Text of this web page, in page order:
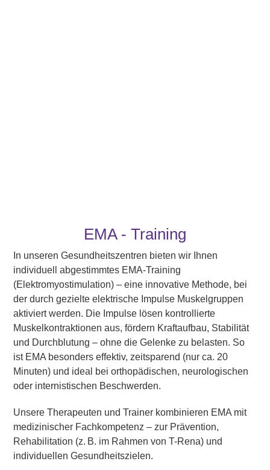
EMA - Training
In unseren Gesundheitszentren bieten wir Ihnen
individuell abgestimmtes EMA-Training
(Elektromyostimulation) – eine innovative Methode, bei
der durch gezielte elektrische Impulse Muskelgruppen
aktiviert werden. Die Impulse lösen kontrollierte
Muskelkontraktionen aus, fördern Kraftaufbau, Stabilität
und Durchblutung – ohne die Gelenke zu belasten. So
ist EMA besonders effektiv, zeitsparend (nur ca. 20
Minuten) und ideal bei orthopädischen, neurologischen
oder internistischen Beschwerden.
Unsere Therapeuten und Trainer kombinieren EMA mit
medizinischer Fachkompetenz – zur Prävention,
Rehabilitation (z. B. im Rahmen von T-Rena) und
individuellen Gesundheitszielen.